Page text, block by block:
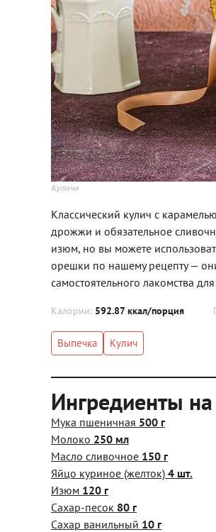
Куличи
Классический кулич с
дрожжи и обязательное
изюм, но вы можете
орешки по нашему рецепту —
самостоятельного лакомства
Калории: 592.87 ккал/порция
Выпечка Кулич
Ингредиенты
Мука пшеничная 500 г
Молоко 250 мл
Масло сливочное 150 г
Яйцо куриное (желток) 4 шт.
Изюм 120 г
Сахар-песок 80 г
Сахар ванильный 10 г